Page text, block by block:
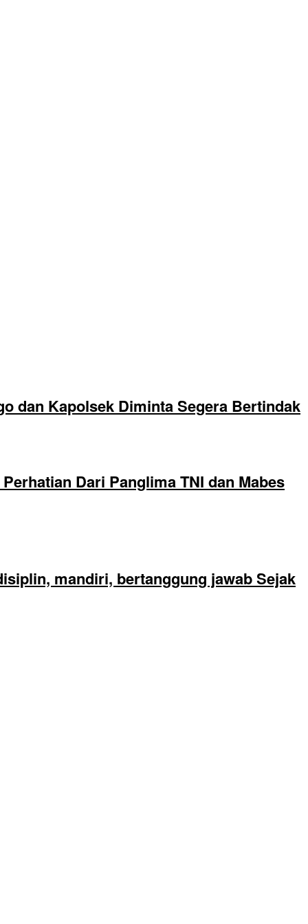
dan Kapolsek Diminta Segera Bertindak
Dari Panglima TNI dan Mabes
mandiri, bertanggung jawab Sejak